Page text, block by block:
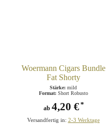
Woermann Cigars Bundle
Fat Shorty
Stärke: mild
Format: Short Robusto
ab 4,20 €*
Versandfertig in: 2-3 Werktage